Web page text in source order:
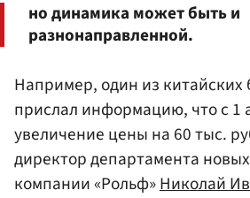
но динамика может быть и
разнонаправленной.
Например, один из китайских
прислал информацию, что с 1
увеличение цены на 60 тыс.
директор департамента
компании «Рольф»Николай